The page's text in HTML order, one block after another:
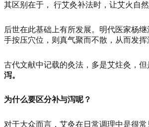
其区别在于， 行艾灸补法时，让艾火自
后世在此基础上有所发展。明代医家杨
手按压穴位，则真气聚而不散，从而发
古代文献中记载的灸法，多是艾炷灸，
泻。
为什么要区分补与泻呢？
对于大众而言，艾灸在日常调理中是很